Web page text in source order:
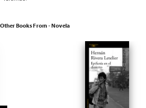
Other Books From - Novela